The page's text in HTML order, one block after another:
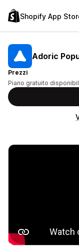
Shopify App
Adoric
Prezzi
Piano gratuito